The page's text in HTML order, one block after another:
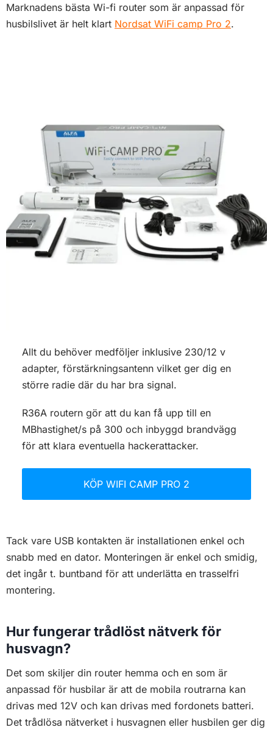
Marknadens bästa Wi-fi router som är anpassad för
husbilslivet är helt klart Nordsat WiFi camp Pro 2.
Allt du behöver medföljer inklusive 230/12 v
adapter, förstärkningsantenn vilket ger dig en
större radie där du har bra signal.
R36A routern gör att du kan få upp till en
MBhastighet/s på 300 och inbyggd brandvägg
för att klara eventuella hackerattacker.
KÖP WIFI CAMP PRO 2
Tack vare USB kontakten är installationen enkel och
snabb med en dator. Monteringen är enkel och smidig,
det ingår t. buntband för att underlätta en trasselfri
montering.
Hur fungerar trådlöst nätverk för
husvagn?
Det som skiljer din router hemma och en som är
anpassad för husbilar är att de mobila routrarna kan
drivas med 12V och kan drivas med fordonets batteri.
Det trådlösa nätverket i husvagnen eller husbilen ger dig